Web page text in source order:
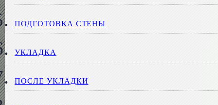
ПОДГОТОВКА СТЕНЫ
УКЛАДКА
ПОСЛЕ УКЛАДКИ